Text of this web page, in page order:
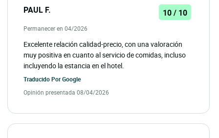
PAUL F. 10 / 10
Permanecer en 04/2026
Excelente relación calidad-precio, con una valoración
muy positiva en cuanto al servicio de comidas, incluso
incluyendo la estancia en el hotel.
Traducido PorGoogle
Opinión presentada 08/04/2026